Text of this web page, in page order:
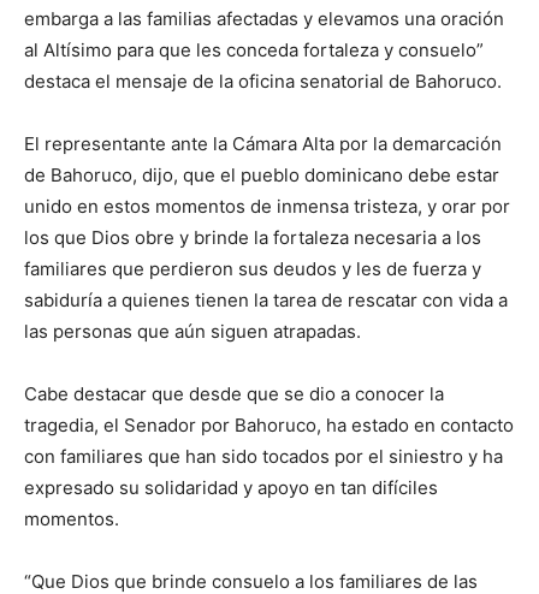
embarga a las familias afectadas y elevamos una oración
al Altísimo para que les conceda fortaleza y consuelo”
destaca el mensaje de la oficina senatorial de Bahoruco.
El representante ante la Cámara Alta por la demarcación
de Bahoruco, dijo, que el pueblo dominicano debe estar
unido en estos momentos de inmensa tristeza, y orar por
los que Dios obre y brinde la fortaleza necesaria a los
familiares que perdieron sus deudos y les de fuerza y
sabiduría a quienes tienen la tarea de rescatar con vida a
las personas que aún siguen atrapadas.
Cabe destacar que desde que se dio a conocer la
tragedia, el Senador por Bahoruco, ha estado en contacto
con familiares que han sido tocados por el siniestro y ha
expresado su solidaridad y apoyo en tan difíciles
momentos.
“Que Dios que brinde consuelo a los familiares de las